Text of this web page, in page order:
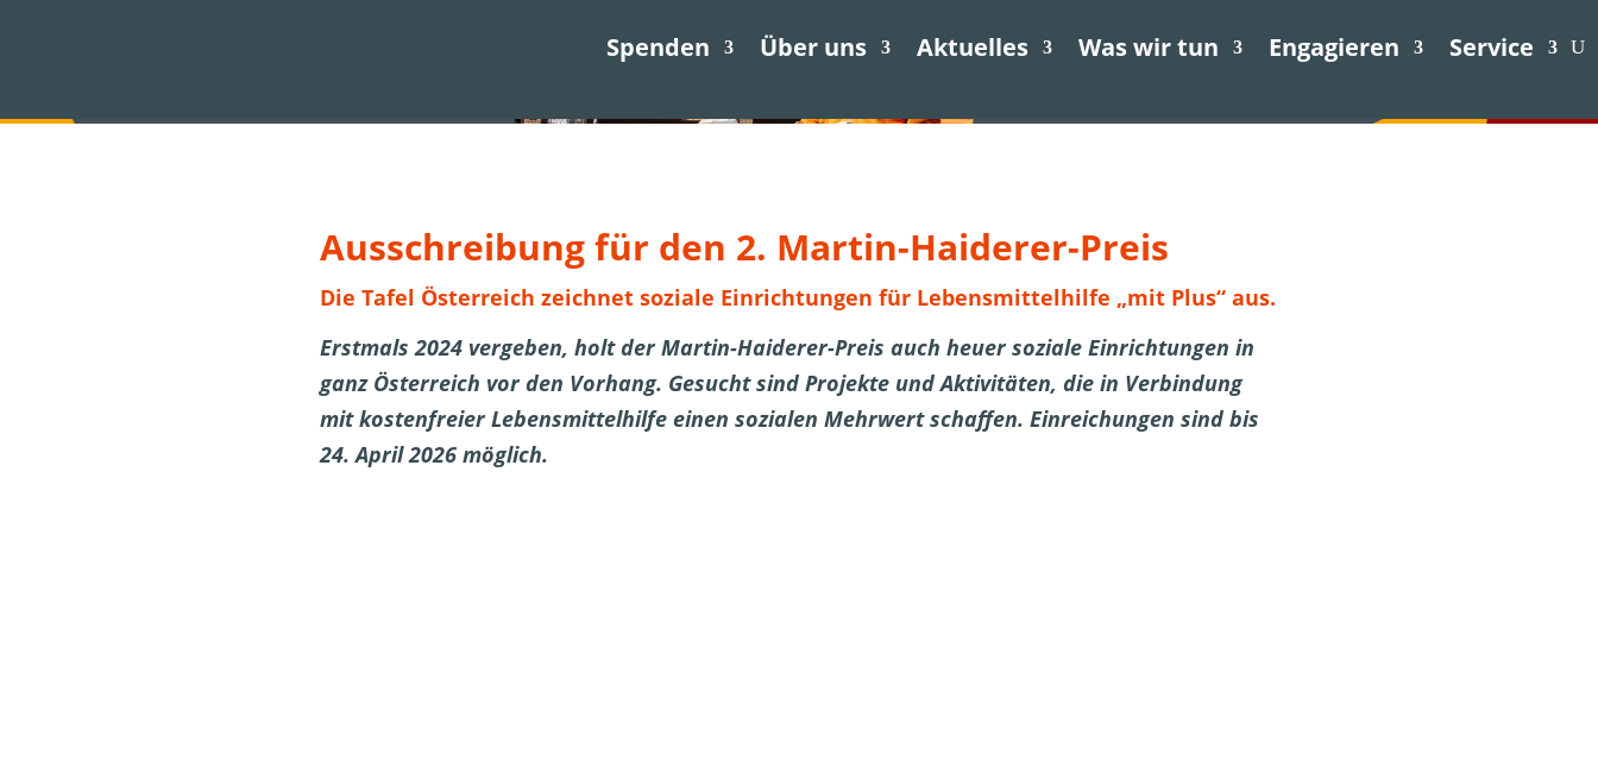
Spenden Über uns Aktuelles Was wir tun Engagieren Service
Jetzt spenden
Ausschreibung für den 2. Martin-Haiderer-Preis
Die Tafel Österreich zeichnet soziale Einrichtungen für Lebensmittelhilfe „mit Plus“ aus.
Erstmals 2024 vergeben, holt der Martin-Haiderer-Preis auch heuer soziale Einrichtungen in
ganz Österreich vor den Vorhang. Gesucht sind Projekte und Aktivitäten, die in Verbindung
mit kostenfreier Lebensmittelhilfe einen sozialen Mehrwert schaffen. Einreichungen sind bis
24. April 2026 möglich.